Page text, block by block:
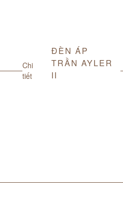
Chi
tiết
ĐÈN ÁP
TRẦN AYLER
II